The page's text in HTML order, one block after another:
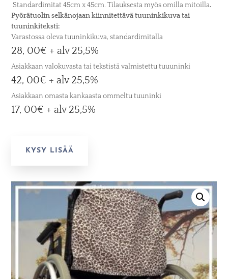
Standardimitat 45cm x 45cm. Tilauksesta myös omilla mitoilla.
Pyörätuolin selkänojaan kiinnitettävä tuuninkikuva tai
tuuninkiteksti:
Varastossa oleva tuuninkikuva, standardimitalla
28, 00€ + alv 25,5%
Asiakkaan valokuvasta tai tekstistä valmistettu tuuuninki
42, 00€ + alv 25,5%
Asiakkaan omasta kankaasta ommeltu tuuninki
17, 00€ + alv 25,5%
KYSY LISÄÄ